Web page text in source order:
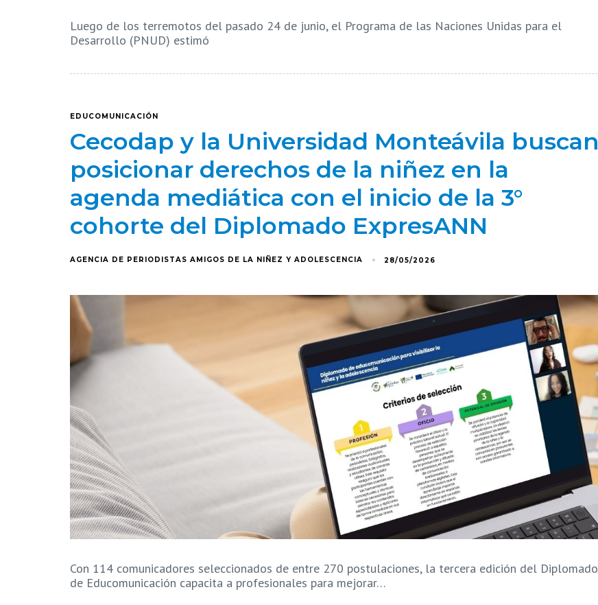
Luego de los terremotos del pasado 24 de junio, el Programa de las Naciones Unidas para el
Desarrollo (PNUD) estimó
EDUCOMUNICACIÓN
Cecodap y la Universidad Monteávila buscan
posicionar derechos de la niñez en la
agenda mediática con el inicio de la 3°
cohorte del Diplomado ExpresANN
AGENCIA DE PERIODISTAS AMIGOS DE LA NIÑEZ Y ADOLESCENCIA 28/05/2026
Con 114 comunicadores seleccionados de entre 270 postulaciones, la tercera edición del Diplomado
de Educomunicación capacita a profesionales para mejorar…